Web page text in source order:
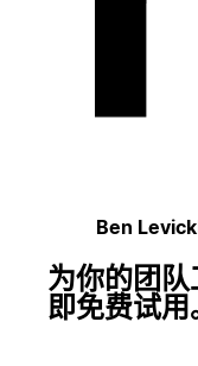
Ben Levick
为你的团
即免费试用